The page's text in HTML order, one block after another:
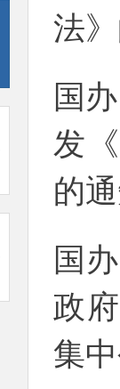
法
国
发
的
国
政
集